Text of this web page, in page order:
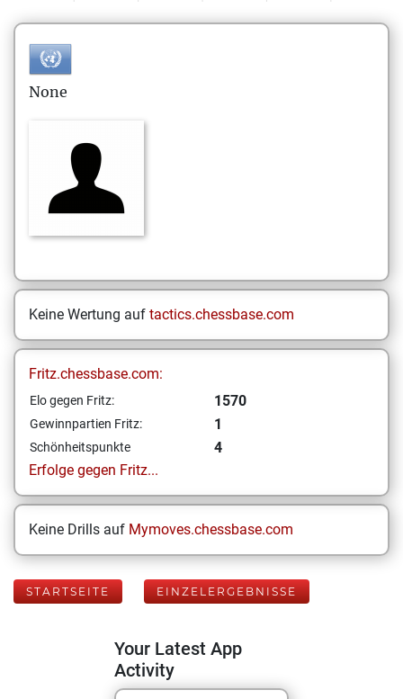
None
Keine Wertung auf tactics.chessbase.com
Fritz.chessbase.com:
Elo gegen Fritz: 1570
Gewinnpartien Fritz: 1
Schönheitspunkte
4
Erfolge gegen Fritz...
Keine Drills auf Mymoves.chessbase.com
STARTSEITE EINZELERGEBNISSE
Your Latest App
Activity